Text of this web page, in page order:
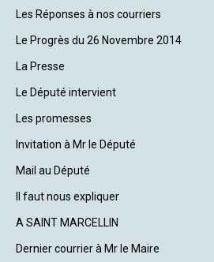
Les Réponses à nos courriers
Le Progrès du 26 Novembre 2014
La Presse
Le Député intervient
Les promesses
Invitation à Mr le Député
Mail au Député
Il faut nous expliquer
A SAINT MARCELLIN
Dernier courrier à Mr le Maire